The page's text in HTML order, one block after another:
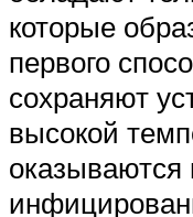
которые
первого
сохраняют
высокой